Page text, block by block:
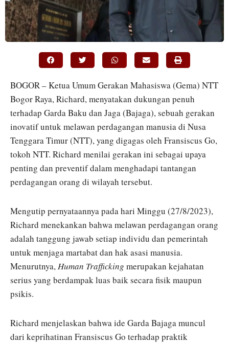
BOGOR – Ketua Umum Gerakan Mahasiswa (Gema) NTT
Bogor Raya, Richard, menyatakan dukungan penuh
terhadap Garda Baku dan Jaga (Bajaga), sebuah gerakan
inovatif untuk melawan perdagangan manusia di Nusa
Tenggara Timur (NTT), yang digagas oleh Fransiscus Go,
tokoh NTT. Richard menilai gerakan ini sebagai upaya
penting dan preventif dalam menghadapi tantangan
perdagangan orang di wilayah tersebut.
Mengutip pernyataannya pada hari Minggu (27/8/2023),
Richard menekankan bahwa melawan perdagangan orang
adalah tanggung jawab setiap individu dan pemerintah
untuk menjaga martabat dan hak asasi manusia.
Menurutnya,Human Trafficking merupakan kejahatan
serius yang berdampak luas baik secara fisik maupun
psikis.
Richard menjelaskan bahwa ide Garda Bajaga muncul
dari keprihatinan Fransiscus Go terhadap praktik